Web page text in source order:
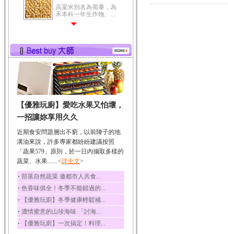
高粱米別名為蜀黍，為
禾本科一年生作物。...
有蛋白質、脂肪、磷...
鮪魚
鮪魚肚肉中的不飽和脂
肪酸內富含EPA和DH...
韭菜
韭菜所含的膳食纖維能
幫助消化與通便；揮...
冬瓜
冬瓜營養價值高，鈉含
量極低是水腫病人的...
豆豉
豆豉裡頭含有營養的蛋
白質、脂肪、鈣、磷...
榛果
榛果裡所含的營養素有
蛋白質、脂肪、醣類...
迷迭香
【優雅玩廚】愛吃水果又怕壞，
一招讓妳享用久久
近期食安問題層出不窮，以前陣子的地
溝油來說，許多專家都紛紛建議按照
「蔬果579」原則，於一日內攝取多樣的
蔬菜、水果.......<詳全文>
‧ 部落自然蔬菜 邀都市人共食...
‧ 色香味俱全！冬季不能錯過的...
‧ 【優雅玩廚】冬季健康輕鬆補...
‧ 濃情蜜意的山珍海味 「討海...
‧ 【優雅玩廚】一次搞定！料理...